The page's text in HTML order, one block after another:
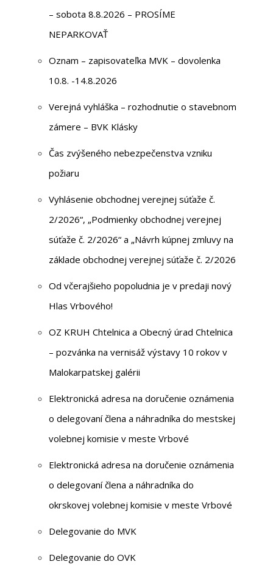
– sobota 8.8.2026 – PROSÍME
NEPARKOVAŤ
Oznam – zapisovateľka MVK – dovolenka
10.8. -14.8.2026
Verejná vyhláška – rozhodnutie o stavebnom
zámere – BVK Klásky
Čas zvýšeného nebezpečenstva vzniku
požiaru
Vyhlásenie obchodnej verejnej súťaže č.
2/2026“, „Podmienky obchodnej verejnej
súťaže č. 2/2026“ a „Návrh kúpnej zmluvy na
základe obchodnej verejnej súťaže č. 2/2026
Od včerajšieho popoludnia je v predaji nový
Hlas Vrbového!
OZ KRUH Chtelnica a Obecný úrad Chtelnica
– pozvánka na vernisáž výstavy 10 rokov v
Malokarpatskej galérii
Elektronická adresa na doručenie oznámenia
o delegovaní člena a náhradníka do mestskej
volebnej komisie v meste Vrbové
Elektronická adresa na doručenie oznámenia
o delegovaní člena a náhradníka do
okrskovej volebnej komisie v meste Vrbové
Delegovanie do MVK
Delegovanie do OVK